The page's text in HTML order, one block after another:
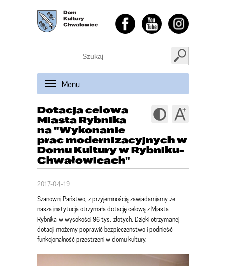
Menu
Dotacja celowa
Miasta Rybnika
na "Wykonanie
prac modernizacyjnych w
Domu Kultury w Rybniku-
Chwałowicach"
2017-04-19
Szanowni Państwo, z przyjemnością zawiadamiamy że
nasza instytucja otrzymała dotację celową z Miasta
Rybnika w wysokości 96 tys. złotych. Dzięki otrzymanej
dotacji możemy poprawić bezpieczeństwo i podnieść
funkcjonalność przestrzeni w domu kultury.